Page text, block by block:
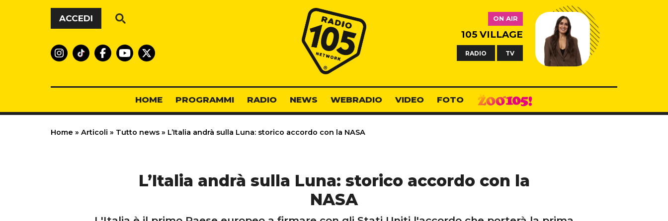
Vai al contenuto
ACCEDI
Radio 105
ON AIR
105 VILLAGE
RADIO TV
HOME PROGRAMMI RADIO NEWS WEBRADIO VIDEO FOTO
Home » Articoli » Tutto news » L’Italia andrà sulla Luna: storico accordo con la NASA
L’Italia andrà sulla Luna: storico accordo con la
NASA